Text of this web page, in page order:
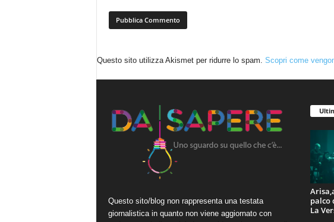
Questo sito utilizza Akismet per ridurre lo spam. Scopri come
Questo sito/blog non rappresenta una testata
giornalistica in quanto non viene aggiornato con
palco
La